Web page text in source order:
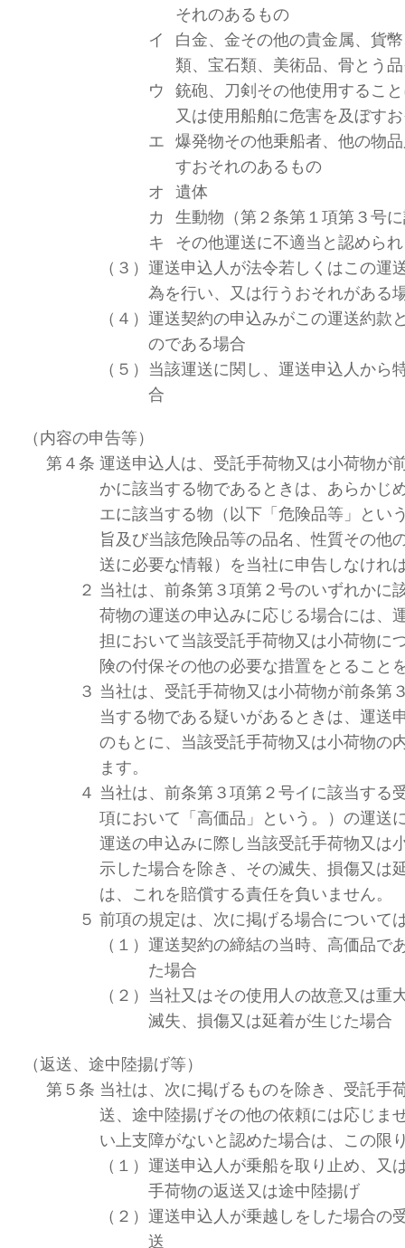
それのあるもの
イ
白金、金その他の貴金属、貨
類、宝石類、美術品、骨とう
ウ
銃砲、刀剣その他使用するこ
又は使用船舶に危害を及ぼす
エ
爆発物その他乗船者、他の物
すおそれのあるもの
オ
遺体
カ
生動物（第２条第１項第３号
キ
その他運送に不適当と認めら
（３） 運送申込人が法令若しくはこの運
為を行い、又は行うおそれがある
（４） 運送契約の申込みがこの運送約款
のである場合
（５） 当該運送に関し、運送申込人から
合
（内容の申告等）
第４条 運送申込人は、受託手荷物又は小荷物が
かに該当する物であるときは、あらかじ
エに該当する物（以下「危険品等」とい
旨及び当該危険品等の品名、性質その他
送に必要な情報）を当社に申告しなけれ
２ 当社は、前条第３項第２号のいずれかに
荷物の運送の申込みに応じる場合には、
担において当該受託手荷物又は小荷物に
険の付保その他の必要な措置をとること
３ 当社は、受託手荷物又は小荷物が前条第
当する物である疑いがあるときは、運送
のもとに、当該受託手荷物又は小荷物の
ます。
４ 当社は、前条第３項第２号イに該当する
項において「高価品」という。）の運送
運送の申込みに際し当該受託手荷物又は
示した場合を除き、その滅失、損傷又は
は、これを賠償する責任を負いません。
５ 前項の規定は、次に掲げる場合について
（１） 運送契約の締結の当時、高価品で
た場合
（２） 当社又はその使用人の故意又は重
滅失、損傷又は延着が生じた場合
（返送、途中陸揚げ等）
第５条 当社は、次に掲げるものを除き、受託手
送、途中陸揚げその他の依頼には応じま
い上支障がないと認めた場合は、この限
（１） 運送申込人が乗船を取り止め、又
手荷物の返送又は途中陸揚げ
（２） 運送申込人が乗越しをした場合の
送